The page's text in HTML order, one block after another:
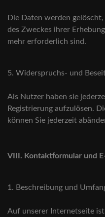
Die Daten werden
des Zweckes ihrer
mehr erforderlich sind.
5. Widerspruchs- und
Als Nutzer haben sie
Registrierung aufzulösen.
können Sie jederzeit
VIII. Kontaktformular und
1. Beschreibung und
Auf unserer Internetseite